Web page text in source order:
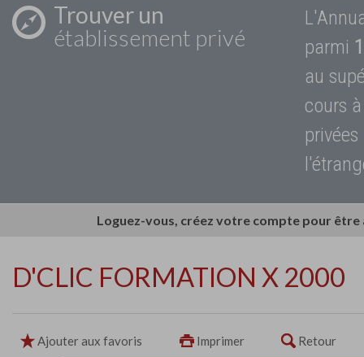
Trouver un
établissement privé
parmi
au
cours
Loguez-vous, créez votre compte pour
D'CLIC FORMATION X 2000
Ajouter aux favoris Imprimer Retour